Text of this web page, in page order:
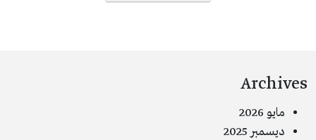
Archives
مايو 2026
ديسمبر 2025